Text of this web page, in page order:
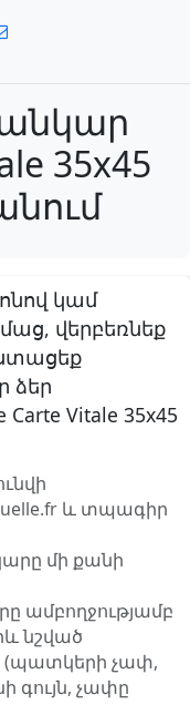
35x45
կամ
վերբեռնեք
ձեր
Vitale 35x45
և տպագիր
մի քանի
ամբողջությամբ
նշված
(պատկերի չափ,
գույն, չափը